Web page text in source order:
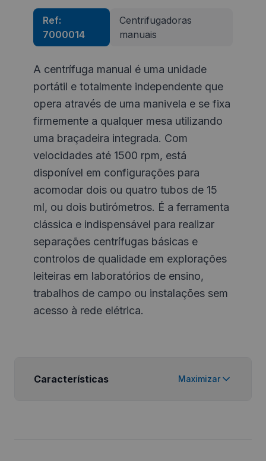
Ref:
7000014
Centrifugadoras
manuais
A centrífuga manual é uma unidade
portátil e totalmente independente que
opera através de uma manivela e se fixa
firmemente a qualquer mesa utilizando
uma braçadeira integrada. Com
velocidades até 1500 rpm, está
disponível em configurações para
acomodar dois ou quatro tubos de 15
ml, ou dois butirómetros. É a ferramenta
clássica e indispensável para realizar
separações centrífugas básicas e
controlos de qualidade em explorações
leiteiras em laboratórios de ensino,
trabalhos de campo ou instalações sem
acesso à rede elétrica.
Características Maximizar